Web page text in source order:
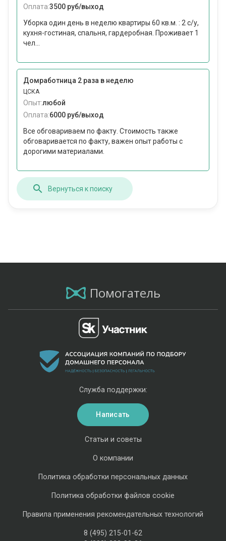
Оплата:3500 руб/выход
Уборка один день в неделю квартиры 60 кв.м. : 2 с/у,
кухня-гостиная, спальня, гардеробная. Проживает 1
чел...
Домработница 2 раза в неделю
ЦСКА
Опыт:любой
Оплата:6000 руб/выход
Все обговариваем по факту. Стоимость также
обговаривается по факту, важен опыт работы с
дорогими материалами.
Вернуться к поиску
Помогатель
Статьи и советы
О компании
Политика обработки персональных данных
Политика обработки файлов cookie
Правила применения рекомендательных технологий
8 (495) 215-01-62
Служба поддержки:
Написать